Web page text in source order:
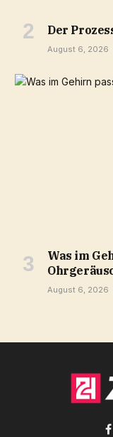
Der
August 6, 2026
Was im
August 6, 2026